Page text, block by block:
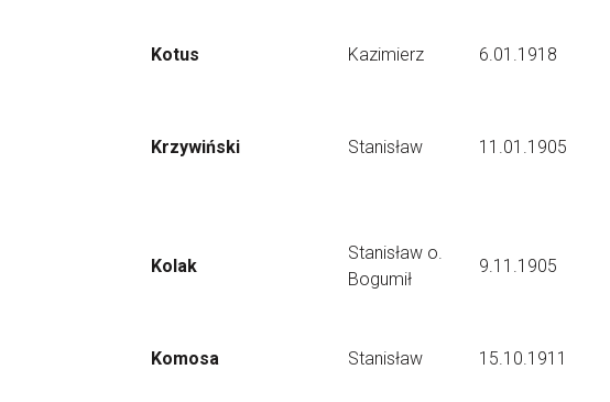
Kotus Kazimierz 6.01.1918
Krzywiński Stanisław 11.01.1905
Kolak
Stanisław o.
Bogumił
9.11.1905
Komosa Stanisław 15.10.1911